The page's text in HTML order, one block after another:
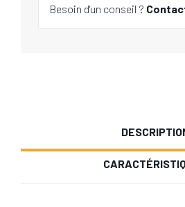
Besoin d'un conseil ?